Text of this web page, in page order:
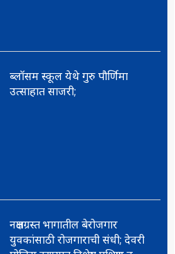
ब्लॉसम स्कूल येथे गुरु पौर्णिमा
उत्साहात साजरी;
नक्षलग्रस्त भागातील बेरोजगार
युवकांसाठी रोजगाराची संधी; देवरी